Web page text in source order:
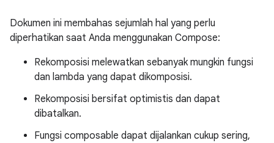
Dokumen ini membahas sejumlah hal yang perlu
diperhatikan saat Anda menggunakan Compose:
Rekomposisi melewatkan sebanyak mungkin fungsi
dan lambda yang dapat dikomposisi.
Rekomposisi bersifat optimistis dan dapat
dibatalkan.
Fungsi composable dapat dijalankan cukup sering,